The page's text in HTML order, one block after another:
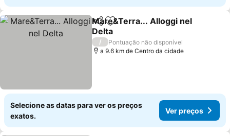
PartilharAdicionar aos favoritos
Mare&Terra... Alloggi nel
Delta
/
Pontuação não disponível
a 9.6 km de Centro da cidade
Selecione as datas para ver os preços
exatos.
Ver preços